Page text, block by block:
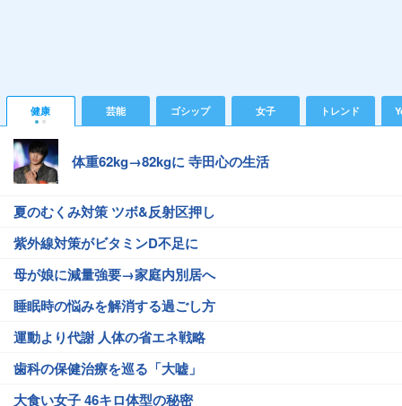
健康 芸能 ゴシップ 女子 トレンド
体重62kg→82kgに 寺田心の生活
夏のむくみ対策 ツボ&反射区押し
紫外線対策がビタミンD不足に
母が娘に減量強要→家庭内別居へ
睡眠時の悩みを解消する過ごし方
運動より代謝 人体の省エネ戦略
歯科の保健治療を巡る「大嘘」
大食い女子 46キロ体型の秘密